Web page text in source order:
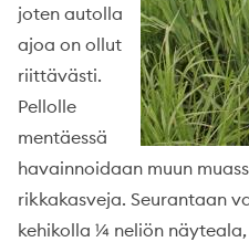
joten autolla
ajoa on ollut
riittävästi.
Pellolle
mentäessä
havainnoidaan muun
rikkakasveja. Seurantaan
kehikolla ¼ neliön